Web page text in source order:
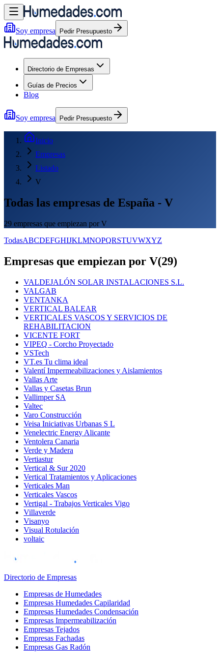
Soy empresa Pedir Presupuesto
Directorio de Empresas
Guías de Precios
Blog
Soy empresa Pedir Presupuesto
Inicio
Empresas
Listado
V
Todas las empresas de España - V
29 empresas que empiezan por V
TodasABCDEFGHIJKLMNOPQRSTUVWXYZ
Empresas que empiezan por V(29)
VALDEJALÓN SOLAR INSTALACIONES S.L.
VALGAB
VENTANKA
VERTICAL BALEAR
VERTICALES VASCOS Y SERVICIOS DE
REHABILITACION
VICENTE FORT
VIPEQ - Corcho Proyectado
VSTech
VT.es Tu clima ideal
Valentí Impermeabilizaciones y Aislamientos
Vallas Arte
Vallas y Casetas Brun
Vallimper SA
Valtec
Varo Construcción
Veisa Iniciativas Urbanas S L
Venelectric Energy Alicante
Ventolera Canaria
Verde y Madera
Vertiastur
Vertical & Sur 2020
Vertical Tratamientos y Aplicaciones
Verticales Man
Verticales Vascos
Vertigal - Trabajos Verticales Vigo
Villaverde
Visanyo
Visual Rotulación
voltaic
Directorio de Empresas
Empresas de Humedades
Empresas Humedades Capilaridad
Empresas Humedades Condensación
Empresas Impermeabilización
Empresas Tejados
Empresas Fachadas
Empresas Gas Radón